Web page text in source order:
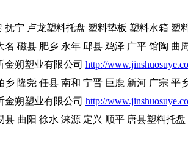
抚宁 卢龙塑料托盘 塑料垫板 塑料水箱 塑
名 磁县 肥乡 永年 邱县 鸡泽 广平 馆陶
金朔塑业有限公司 http://
乡 隆尧 任县 南和 宁晋 巨鹿 新河 广宗
金朔塑业有限公司 http://
县 曲阳 徐水 涞源 定兴 顺平 唐县塑料托